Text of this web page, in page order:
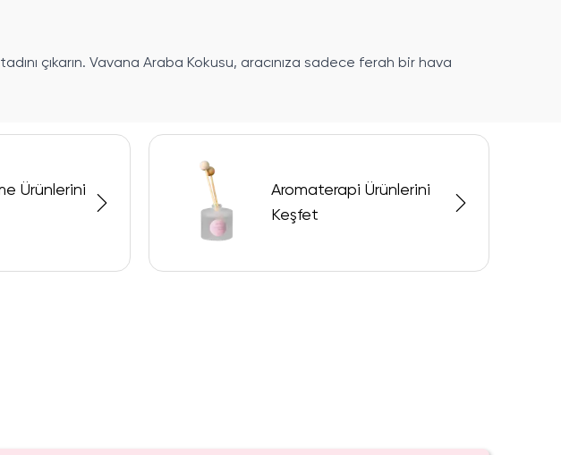
çıkarın. Vavana Araba Kokusu, aracınıza sadece ferah bir hava
Ürünlerini
Aromaterapi Ürünlerini
Keşfet